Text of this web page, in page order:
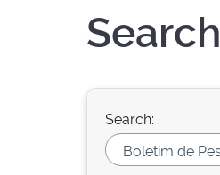
Search
Search: